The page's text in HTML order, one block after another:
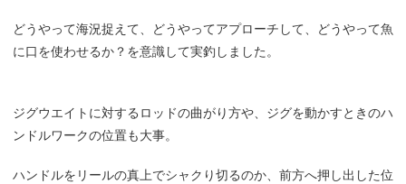
どうやって海況捉えて、どうやってアプローチして、どうやって魚
に口を使わせるか？を意識して実釣しました。
ジグウエイトに対するロッドの曲がり方や、ジグを動かすときのハ
ンドルワークの位置も大事。
ハンドルをリールの真上でシャクり切るのか、前方へ押し出した位